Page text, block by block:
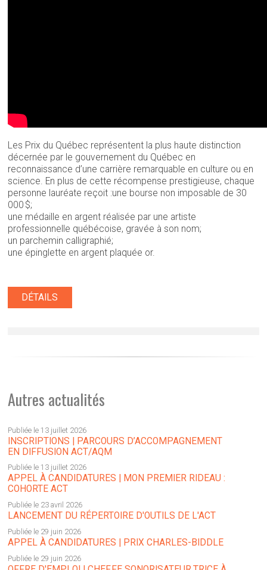
Les Prix du Québec représentent la plus haute distinction
décernée par le gouvernement du Québec en
reconnaissance d’une carrière remarquable en culture ou en
science. En plus de cette récompense prestigieuse, chaque
personne lauréate reçoit :une bourse non imposable de 30
000 $;
une médaille en argent réalisée par une artiste
professionnelle québécoise, gravée à son nom;
un parchemin calligraphié;
une épinglette en argent plaquée or.
DÉTAILS
Autres actualités
Publiée le 13 juillet 2026
INSCRIPTIONS | PARCOURS D’ACCOMPAGNEMENT
EN DIFFUSION ACT/AQM
Publiée le 13 juillet 2026
APPEL À CANDIDATURES | MON PREMIER RIDEAU :
COHORTE ACT
Publiée le 23 avril 2026
LANCEMENT DU RÉPERTOIRE D'OUTILS DE L'ACT
Publiée le 29 juin 2026
APPEL À CANDIDATURES | PRIX CHARLES-BIDDLE
Publiée le 29 juin 2026